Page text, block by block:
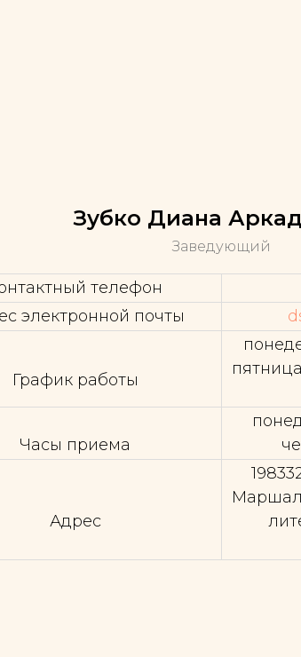
Зубко Диана
Заведующий
телефон
электронной почты
График работы
Часы приема
Адрес